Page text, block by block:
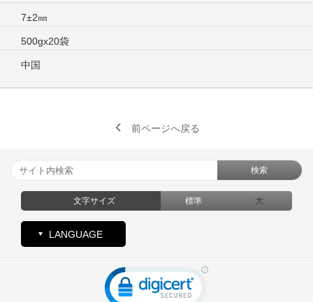
7±2㎜
500gx20袋
中国
前ページへ戻る
検索
文字サイズ 大
標準
LANGUAGE